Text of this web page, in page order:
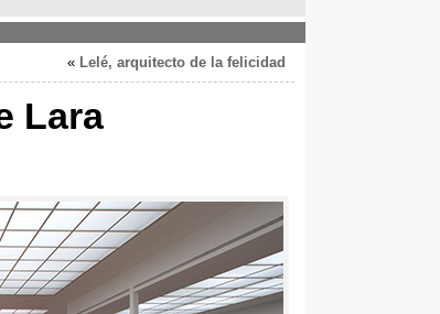
Lelé, arquitecto de la felicidad
»
Lara